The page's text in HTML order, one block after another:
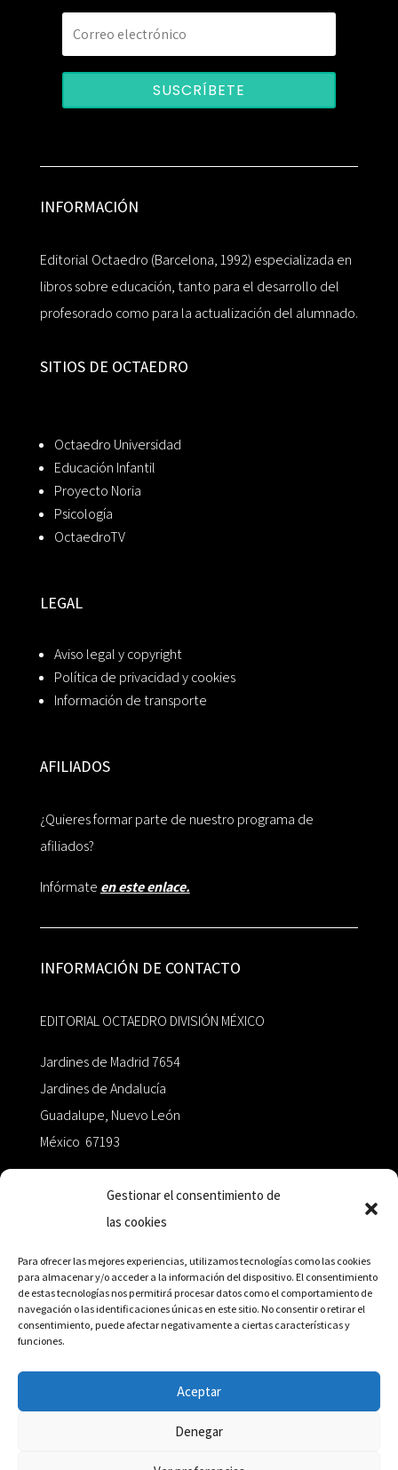
Gestionar el consentimiento de
las cookies
Para ofrecer las mejores experiencias, utilizamos tecnologías como las cookies
para almacenar y/o acceder a la información del dispositivo. El consentimiento
de estas tecnologías nos permitirá procesar datos como el comportamiento de
navegación o las identificaciones únicas en este sitio. No consentir o retirar el
consentimiento, puede afectar negativamente a ciertas características y
funciones.
Aceptar
Denegar
SUSCRÍBETE
INFORMACIÓN
Editorial Octaedro (Barcelona, 1992) especializada en
libros sobre educación, tanto para el desarrollo del
profesorado como para la actualización del alumnado.
SITIOS DE OCTAEDRO
Octaedro Universidad
Educación Infantil
Proyecto Noria
Psicología
OctaedroTV
LEGAL
Aviso legal y copyright
Política de privacidad y cookies
Información de transporte
AFILIADOS
¿Quieres formar parte de nuestro programa de
afiliados?
Infórmate en este enlace.
INFORMACIÓN DE CONTACTO
EDITORIAL OCTAEDRO DIVISIÓN MÉXICO
Jardines de Madrid 7654
Jardines de Andalucía
Guadalupe, Nuevo León
México 67193
+52 811.499.5638
RED DE DISTRIBUCIÓN
Distribuidores en México y Octaedro internacional